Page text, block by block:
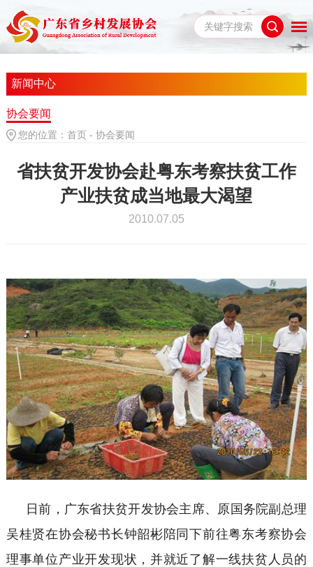
新闻中心
协会要闻
您的位置： 首页 - 协会要闻
省扶贫开发协会赴粤东考察扶贫工作
产业扶贫成当地最大渴望
2010.07.05
日前，广东省扶贫开发协会主席、原国务院副总理
吴桂贤在协会秘书长钟韶彬陪同下前往粤东考察协会
理事单位产业开发现状，并就近了解一线扶贫人员的